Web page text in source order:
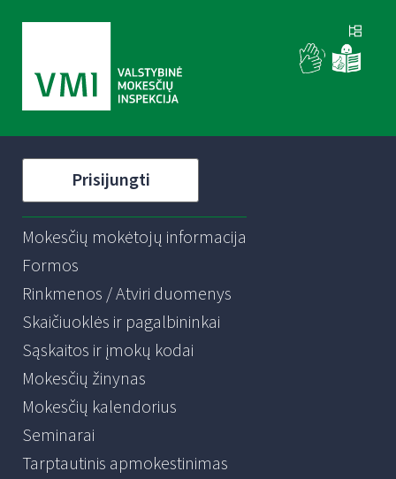
Prisijungti
Mokesčių mokėtojų informacija
Formos
Rinkmenos / Atviri duomenys
Skaičiuoklės ir pagalbininkai
Sąskaitos ir įmokų kodai
Mokesčių žinynas
Mokesčių kalendorius
Seminarai
Tarptautinis apmokestinimas